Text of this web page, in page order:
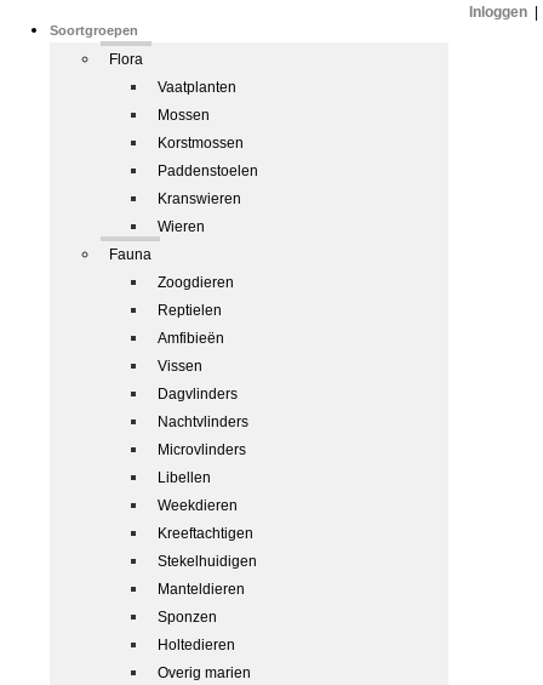
Soortgroepen
Flora
Vaatplanten
Mossen
Korstmossen
Paddenstoelen
Kranswieren
Wieren
Fauna
Zoogdieren
Reptielen
Amfibieën
Vissen
Dagvlinders
Nachtvlinders
Microvlinders
Libellen
Weekdieren
Kreeftachtigen
Stekelhuidigen
Manteldieren
Sponzen
Holtedieren
Overig marien
Inloggen